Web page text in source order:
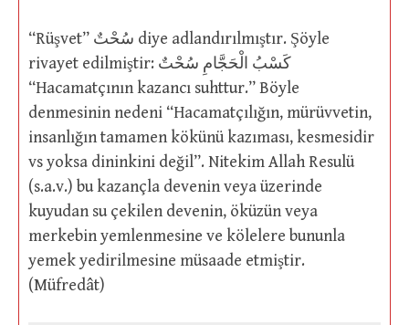
“Rüşvet” سُحْتٌ diye adlandırılmıştır. Şöyle
rivayet edilmiştir: كَسْبُ الْحَجَّامِ سُحْتٌ
“Hacamatçının kazancı suhttur.” Böyle
denmesinin nedeni “Hacamatçılığın, mürüvvetin,
insanlığın tamamen kökünü kazıması, kesmesidir
vs yoksa dininkini değil”. Nitekim Allah Resulü
(s.a.v.) bu kazançla devenin veya üzerinde
kuyudan su çekilen devenin, öküzün veya
merkebin yemlenmesine ve kölelere bununla
yemek yedirilmesine müsaade etmiştir.
(Müfredât)